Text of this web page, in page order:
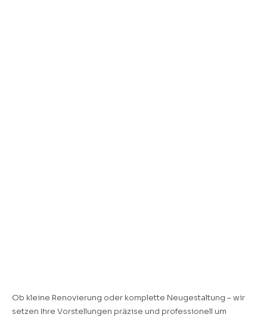
Ob kleine Renovierung oder komplette Neugestaltung – wir
setzen Ihre Vorstellungen präzise und professionell um